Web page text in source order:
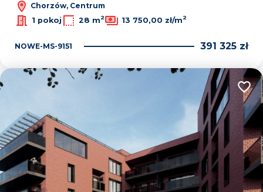
Chorzów, Centrum
1 pokoj
28 m2 13 750,00 zł/m2
NOWE-MS-9151 391 325 zł